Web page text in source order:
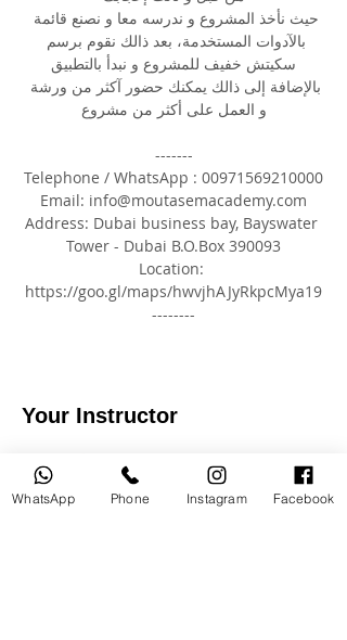
حيث نأخذ المشروع و ندرسه معا و نصنع قائمة
بالآدوات المستخدمة، بعد ذالك نقوم برسم
سكيتش خفيف للمشروع و نبدأ بالتطبيق
بالإضافة إلى ذالك يمكنك حضور آكثر من ورشة
و العمل على أكثر من مشروع
-------
Telephone / WhatsApp : 00971569210000
Email: info@moutasemacademy.com
Address: Dubai business bay, Bayswater
Tower - Dubai B.O.Box 390093
Location:
https://goo.gl/maps/hwvjhAJyRkpcMya19
--------
Your Instructor
WhatsApp Phone Instagram Facebook